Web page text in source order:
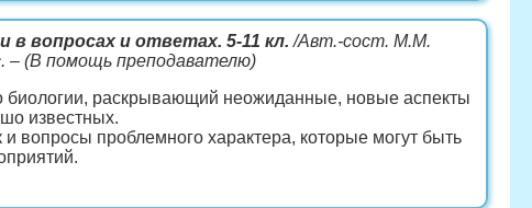
вопросах и ответах. 5-11 кл. /Авт.-сост. М.М.
– (В помощь преподавателю)
биологии, раскрывающий неожиданные, новые аспекты
известных.
проблемного характера, которые могут быть